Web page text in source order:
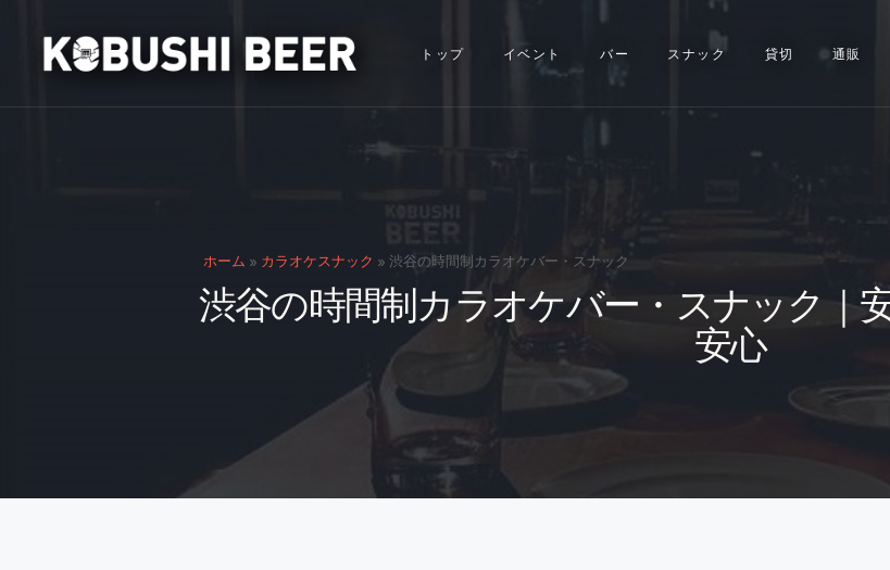
トップ イベント バー スナック 貸切 通販
ホーム » カラオケスナック » 渋谷の時間制カラオケバー・スナック
渋谷の時間制カラオケバー・スナック｜
安心
イベント
バー
スタッフ募集
問い合わせ